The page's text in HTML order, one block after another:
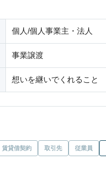
個人/個人事業主・法人
事業譲渡
想いを継いでくれること
賃貸借契約 取引先 従業員